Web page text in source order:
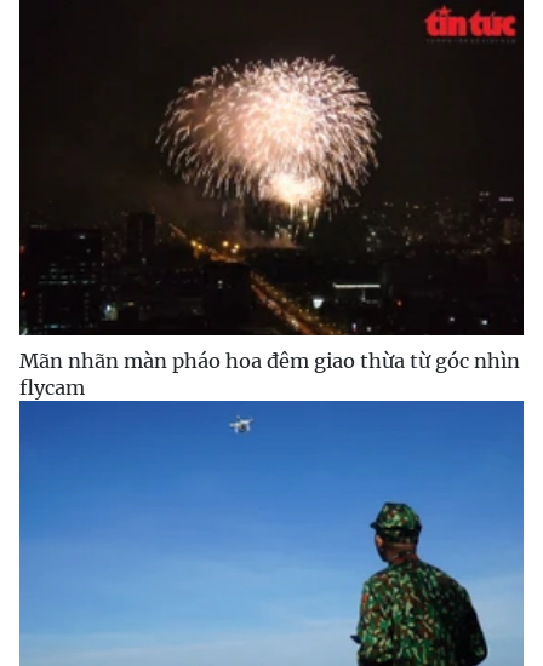
Mãn nhãn màn pháo hoa đêm giao thừa từ góc nhìn
flycam